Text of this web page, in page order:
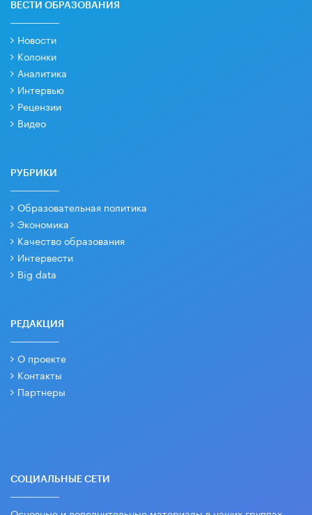
ВЕСТИ ОБРАЗОВАНИЯ
Новости
Колонки
Аналитика
Интервью
Рецензии
Видео
РУБРИКИ
Образовательная политика
Экономика
Качество образования
Интервести
Big data
РЕДАКЦИЯ
О проекте
Контакты
Партнеры
СОЦИАЛЬНЫЕ СЕТИ